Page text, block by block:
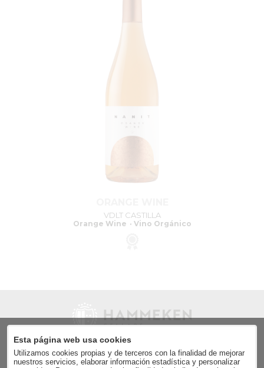
VDLT CASTILLA
Orange Wine Vino Orgánico
Enviar
Esta página web usa cookies
Utilizamos cookies propias y de terceros con la finalidad de mejorar
nuestros servicios, elaborar información estadística y personalizar